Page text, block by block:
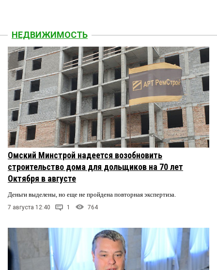
НЕДВИЖИМОСТЬ
Омский Минстрой надеется возобновить
строительство дома для дольщиков на 70 лет
Октября в августе
Деньги выделены, но еще не пройдена повторная экспертиза.
7 августа 12:40 1 764